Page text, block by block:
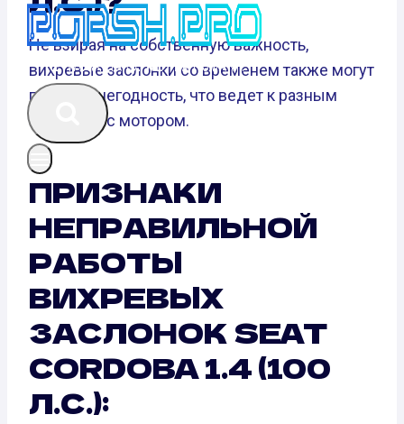
Не взирая на собственную важность,
вихревые заслонки со временем также могут
прийти в негодность, что ведет к разным
вопросам с мотором.
ПРИЗНАКИ
НЕПРАВИЛЬНОЙ
РАБОТЫ
ВИХРЕВЫХ
ЗАСЛОНОК SEAT
CORDOBA 1.4 (100
Л.С.):